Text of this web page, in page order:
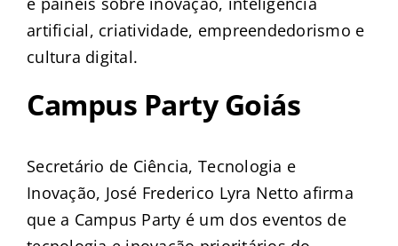
artificial, criatividade, empreendedorismo e
cultura digital.
Campus Party Goiás
Secretário de Ciência, Tecnologia e
Inovação, José Frederico Lyra Netto afirma
que a Campus Party é um dos eventos de